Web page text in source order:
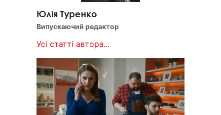
Юлія Туренко
Випускаючий редактор
Усі статті автора...